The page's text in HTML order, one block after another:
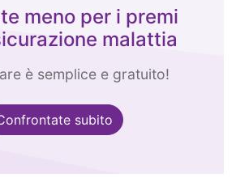
meno per i premi
malattia
è semplice e gratuito!
subito